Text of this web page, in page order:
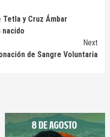
y Cruz Ámbar
Next
de Sangre Voluntaria